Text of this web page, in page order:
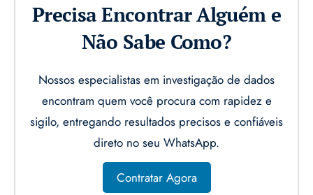
Precisa Encontrar Alguém e
Não Sabe Como?
Nossos especialistas em investigação de dados
encontram quem você procura com rapidez e
sigilo, entregando resultados precisos e confiáveis
direto no seu WhatsApp.
Contratar Agora